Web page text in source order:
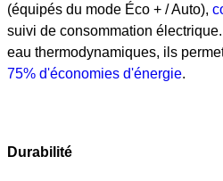
(équipés du mode Éco + / Auto),
suivi de consommation
eau thermodynamiques, ils
75% d'économies d'énergie.
Durabilité